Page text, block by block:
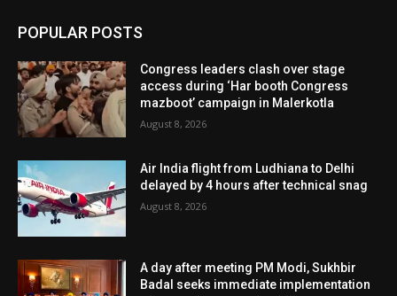
POPULAR POSTS
Congress leaders clash over stage
access during ‘Har booth Congress
mazboot’ campaign in Malerkotla
August 8, 2026
Air India flight from Ludhiana to Delhi
delayed by 4 hours after technical snag
August 8, 2026
A day after meeting PM Modi, Sukhbir
Badal seeks immediate implementation